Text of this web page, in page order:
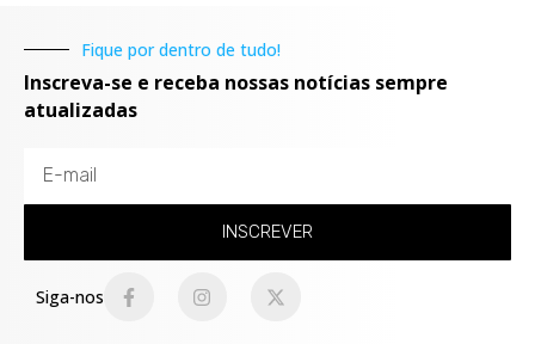
Fique por dentro de tudo!
Inscreva-se e receba nossas notícias sempre
atualizadas
INSCREVER
Siga-nos